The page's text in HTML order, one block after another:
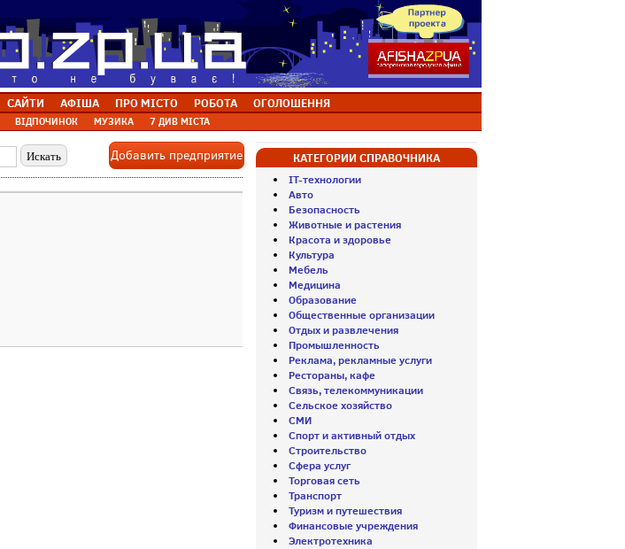
САЙТИ АФІША ПРО МІСТО РОБОТА ОГОЛОШЕННЯ
ВІДПОЧИНОК МУЗИКА 7 ДИВ МІСТА
Добавить предприятие КАТЕГОРИИ СПРАВОЧНИКА
IT-технологии
Авто
Безопасность
Животные и растения
Красота и здоровье
Культура
Мебель
Медицина
Образование
Общественные организации
Отдых и развлечения
Промышленность
Реклама, рекламные услуги
Рестораны, кафе
Связь, телекоммуникации
Сельское хозяйство
СМИ
Спорт и активный отдых
Строительство
Сфера услуг
Торговая сеть
Транспорт
Туризм и путешествия
Финансовые учреждения
Электротехника